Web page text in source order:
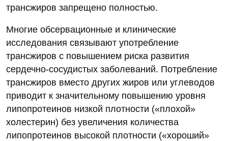
трансжиров запрещено полностью.
Многие обсервационные и клинические
исследования связывают употребление
трансжиров с повышением риска развития
сердечно-сосудистых заболеваний. Потребление
трансжиров вместо других жиров или углеводов
приводит к значительному повышению уровня
липопротеинов низкой плотности («плохой»
холестерин) без увеличения количества
липопротеинов высокой плотности («хороший»